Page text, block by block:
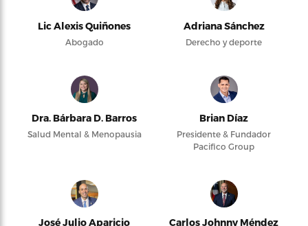
Lic Alexis Quiñones
Abogado
Adriana Sánchez
Derecho y deporte
Dra. Bárbara D. Barros
Salud Mental & Menopausia
Brian Díaz
Presidente & Fundador
Pacifico Group
José Julio Aparicio
Carlos Johnny Méndez